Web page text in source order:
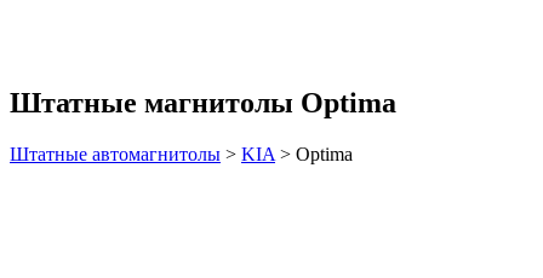
Штатные магнитолы Optima
Штатные автомагнитолы > KIA > Optima